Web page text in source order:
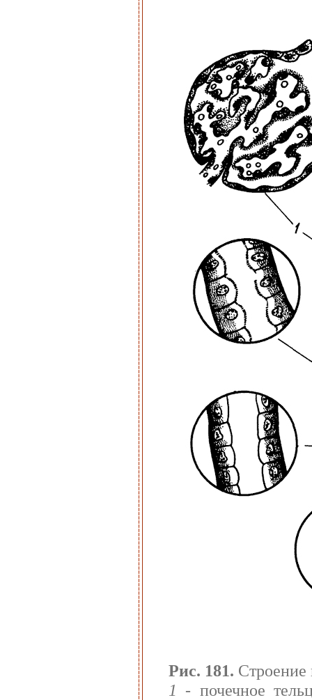
Рис. 181. Строение
1 - почечное